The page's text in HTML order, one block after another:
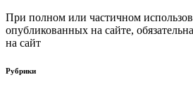
При полном или частичном
опубликованных на сайте,
на сайт
Рубрики